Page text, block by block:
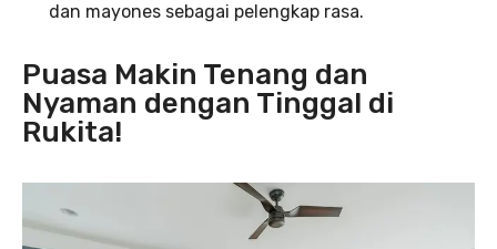
dan mayones sebagai pelengkap rasa.
Puasa Makin Tenang dan
Nyaman dengan Tinggal di
Rukita!